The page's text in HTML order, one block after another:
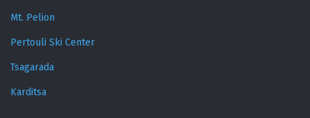
Mt. Pelion
Pertouli Ski Center
Tsagarada
Karditsa